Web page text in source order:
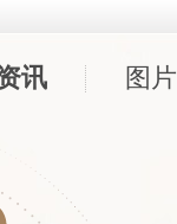
讯 图片